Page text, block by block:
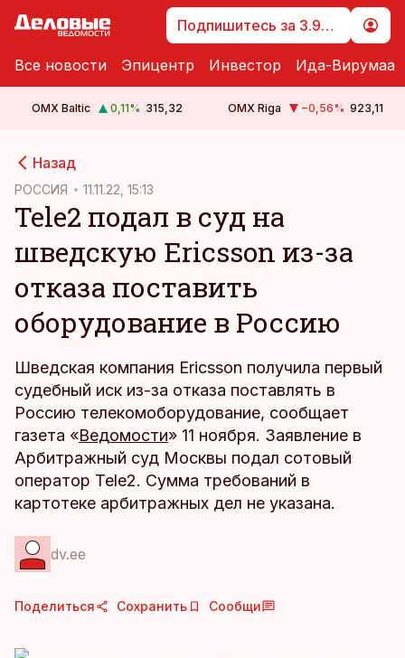
Подпишитесь за 3.99 €
Все новости Эпицентр Инвестор Ида-Вирумаа
OMX Baltic 0,11% 315,32 OMX Riga −0,56% 923,11
Назад
РОССИЯ 11.11.22, 15:13
Tele2 подал в суд на
шведскую Ericsson из-за
отказа поставить
оборудование в Россию
Шведская компания Ericsson получила первый
судебный иск из-за отказа поставлять в
Россию телекомоборудование, сообщает
газета «Ведомости» 11 ноября. Заявление в
Арбитражный суд Москвы подал сотовый
оператор Tele2. Сумма требований в
картотеке арбитражных дел не указана.
dv.ee
Поделиться Сохранить Сообщи